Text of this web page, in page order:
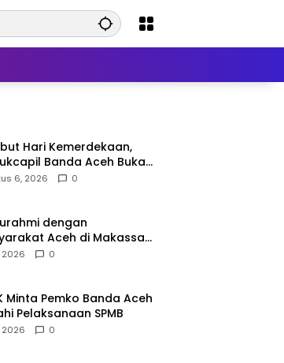
Hari Kemerdekaan,
Banda Aceh Buka
Ganti Foto KTP
6, 2026 0
dengan
Aceh di Makassar,
Mengaku Bangga atas
2026 0
Minta Pemko Banda Aceh
Pelaksanaan SPMB
2026 0